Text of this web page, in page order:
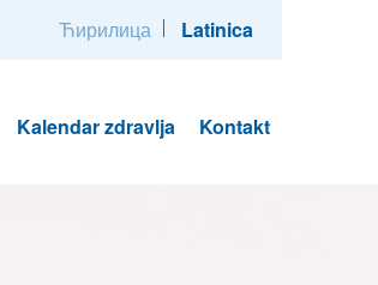
Ћирилица Latinica
Kalendar zdravlja Kontakt